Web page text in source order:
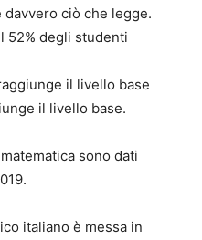
ciò che legge.
52% degli studenti
il livello base
il livello base.
sono dati
italiano è messa in